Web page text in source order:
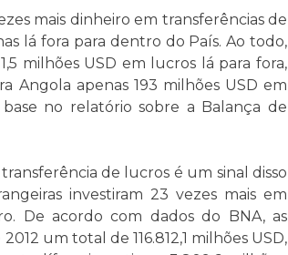
mais dinheiro em transferências de
lá fora para dentro do País. Ao todo,
milhões USD em lucros lá para fora,
Angola apenas 193 milhões USD em
no relatório sobre a Balança de
de lucros é um sinal disso
investiram 23 vezes mais em
De acordo com dados do BNA, as
um total de 116.812,1 milhões USD,